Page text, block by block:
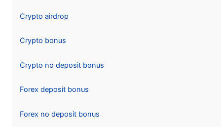
Crypto airdrop
Crypto bonus
Crypto no deposit bonus
Forex deposit bonus
Forex no deposit bonus